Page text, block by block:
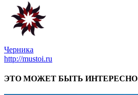
Черника
http://mustoi.ru
ЭТО МОЖЕТ БЫТЬ ИНТЕРЕСНО